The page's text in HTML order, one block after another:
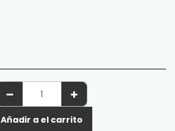
Añadir a el carrito